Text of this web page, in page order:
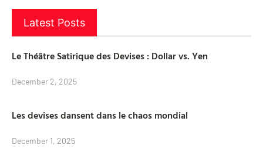
Latest Posts
Le Théâtre Satirique des Devises : Dollar vs. Yen
December 2, 2025
Les devises dansent dans le chaos mondial
December 1, 2025